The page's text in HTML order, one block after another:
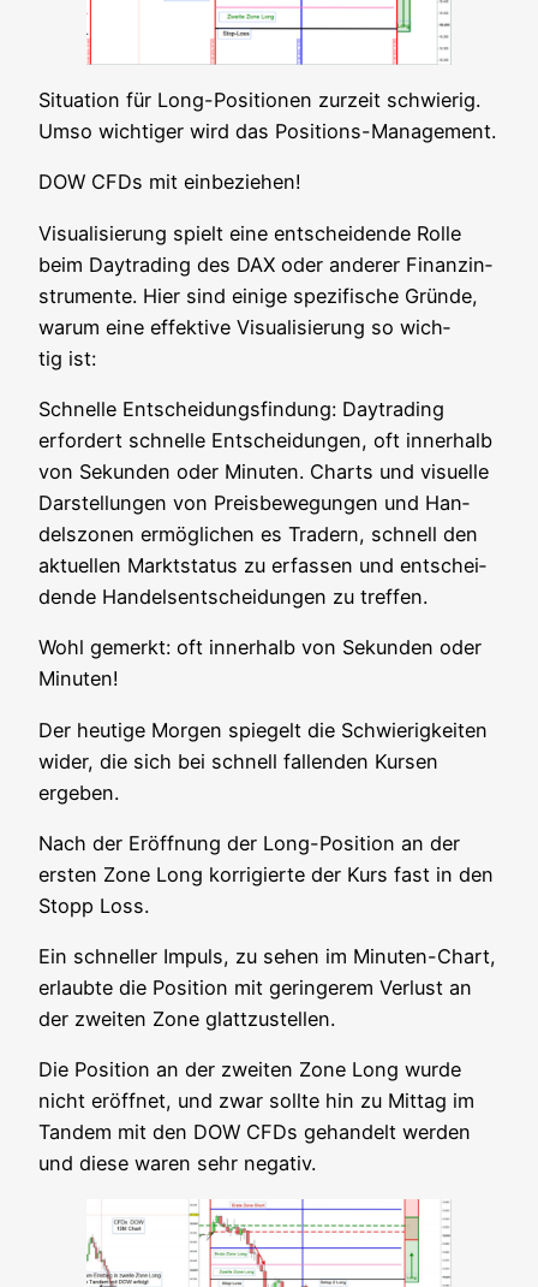
Situa­ti­on für Long-Posi­tio­nen zur­zeit schwie­rig.
Umso wich­ti­ger wird das Positions-Management.
DOW CFDs mit einbeziehen!
Visua­li­sie­rung spielt eine ent­schei­den­de Rol­le
beim Day­tra­ding des DAX oder ande­rer Finanz­in­
stru­men­te. Hier sind eini­ge spe­zi­fi­sche Grün­de,
war­um eine effek­ti­ve Visua­li­sie­rung so wich­
tig ist:
Schnel­le Ent­schei­dungs­fin­dung: Day­tra­ding
erfor­dert schnel­le Ent­schei­dun­gen, oft inner­halb
von Sekun­den oder Minu­ten. Charts und visu­el­le
Dar­stel­lun­gen von Preis­be­we­gun­gen und Han­
dels­zo­nen ermög­li­chen es Tradern, schnell den
aktu­el­len Markt­sta­tus zu erfas­sen und ent­schei­
den­de Han­dels­ent­schei­dun­gen zu treffen.
Wohl gemerkt: oft inner­halb von Sekun­den oder
Minuten!
Der heu­ti­ge Mor­gen spie­gelt die Schwie­rig­kei­ten
wider, die sich bei schnell fal­len­den Kur­sen
ergeben.
Nach der Eröff­nung der Long-Posi­ti­on an der
ers­ten Zone Long kor­ri­gier­te der Kurs fast in den
Stopp Loss.
Ein schnel­ler Impuls, zu sehen im Minu­ten-Chart,
erlaub­te die Posi­ti­on mit gerin­ge­rem Ver­lust an
der zwei­ten Zone glattzustellen.
Die Posi­ti­on an der zwei­ten Zone Long wur­de
nicht eröff­net, und zwar soll­te hin zu Mit­tag im
Tan­dem mit den DOW CFDs gehan­delt wer­den
und die­se waren sehr negativ.